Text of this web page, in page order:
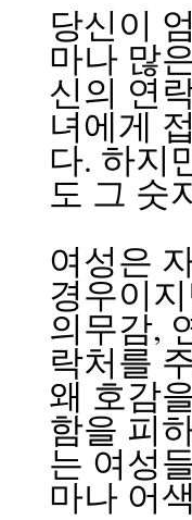
당신이
마나 많
신의 연
녀에게
다. 하지
도 그 숫
여성은
경우이
의무감,
락처를
왜 호감
함을 피
는 여성
마나 어